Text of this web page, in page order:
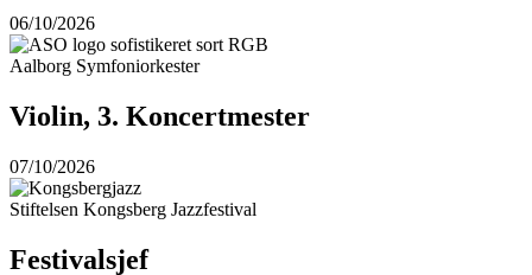
06/10/2026
Aalborg Symfoniorkester
Violin, 3. Koncertmester
07/10/2026
Stiftelsen Kongsberg Jazzfestival
Festivalsjef